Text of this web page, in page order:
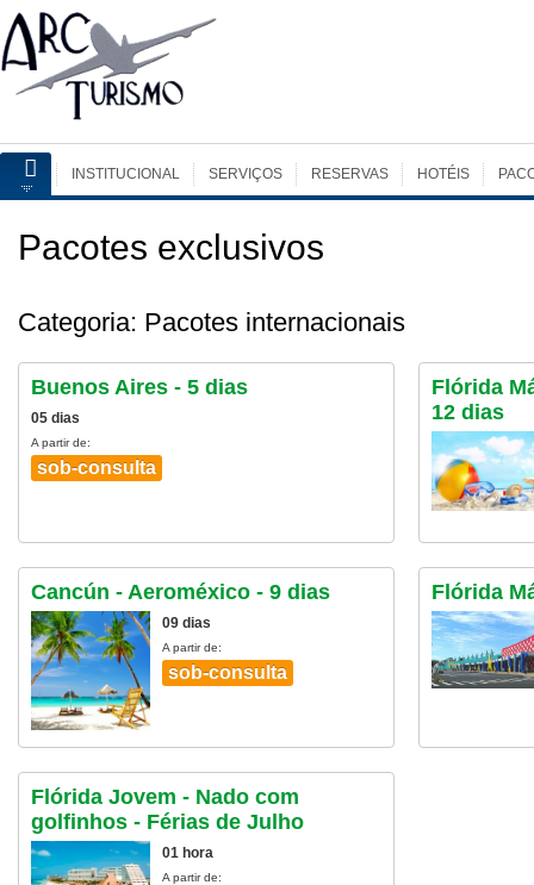
INSTITUCIONAL SERVIÇOS RESERVAS HOTÉIS
Pacotes exclusivos
Categoria: Pacotes internacionais
Buenos Aires - 5 dias
05 dias
A partir de:
sob-consulta
Flórida
12 dias
Cancún - Aeroméxico - 9 dias
09 dias
A partir de:
sob-consulta
Flórida
Flórida Jovem - Nado com
golfinhos - Férias de Julho
01 hora
A partir de: